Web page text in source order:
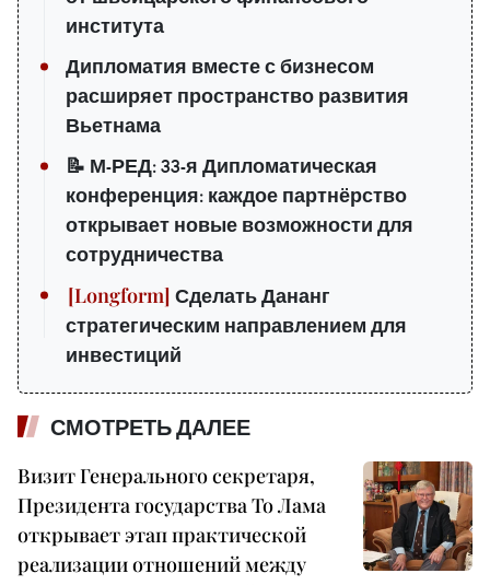
института
Дипломатия вместе с бизнесом
расширяет пространство развития
Вьетнама
📝 М-РЕД: 33-я Дипломатическая
конференция: каждое партнёрство
открывает новые возможности для
сотрудничества
Сделать Дананг
стратегическим направлением для
инвестиций
СМОТРЕТЬ ДАЛЕЕ
Визит Генерального секретаря,
Президента государства То Лама
открывает этап практической
реализации отношений между